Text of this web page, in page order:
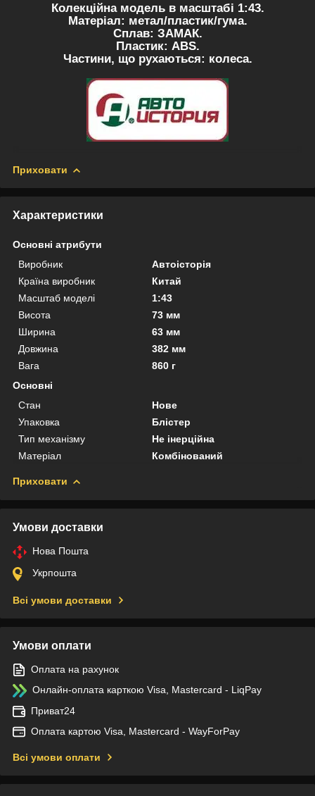
Колекційна модель в масштабі 1:43.
Матеріал: метал/пластик/гума.
Сплав: ЗАМАК.
Пластик: АВS.
Частини, що рухаються: колеса.
Приховати
Характеристики
Основні атрибути
Виробник
Автоісторія
Країна виробник
Китай
Масштаб моделі
1:43
Висота
73 мм
Ширина
63 мм
Довжина
382 мм
Вага
860 г
Основні
Стан
Нове
Упаковка
Блістер
Тип механізму
Не інерційна
Матеріал
Комбінований
Приховати
Умови доставки
Нова Пошта
Укрпошта
Всі умови доставки
Умови оплати
Оплата на рахунок
Онлайн-оплата карткою Visa, Mastercard - LiqPay
Приват24
Оплата картою Visa, Mastercard - WayForPay
Всі умови оплати